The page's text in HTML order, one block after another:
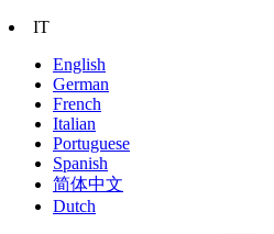
IT
English
German
French
Italian
Portuguese
Spanish
简体中文
Dutch